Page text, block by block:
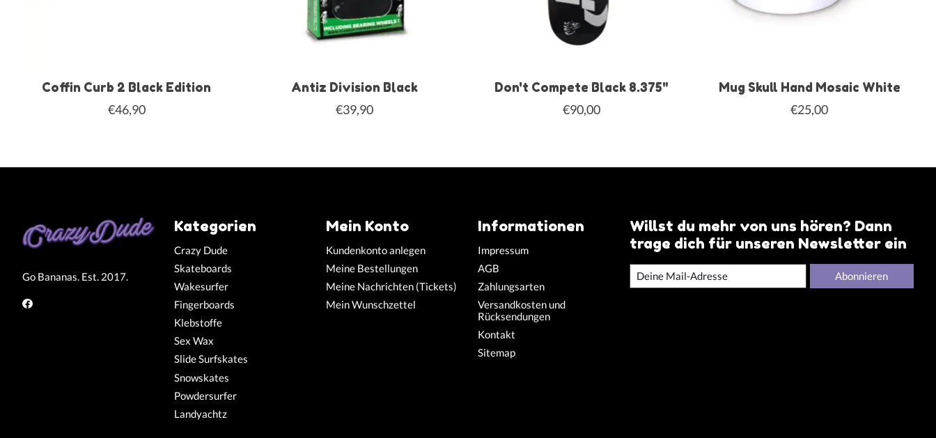
Coffin Curb 2 Black Edition
€46,90
Antiz Division Black
€39,90
Don't Compete Black 8.375"
€90,00
Mug Skull Hand Mosaic White
€25,00
Go Bananas. Est. 2017.
Kategorien
Crazy Dude
Skateboards
Wakesurfer
Fingerboards
Klebstoffe
Sex Wax
Slide Surfskates
Snowskates
Powdersurfer
Landyachtz
Mein Konto
Kundenkonto anlegen
Meine Bestellungen
Meine Nachrichten (Tickets)
Mein Wunschzettel
Informationen
Impressum
AGB
Zahlungsarten
Versandkosten und
Rücksendungen
Kontakt
Sitemap
Willst du mehr von uns hören? Dann
trage dich für unseren Newsletter ein
Abonnieren